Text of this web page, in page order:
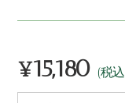
通
常
¥15,180 (税